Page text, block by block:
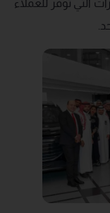
التي توفر للعملاء